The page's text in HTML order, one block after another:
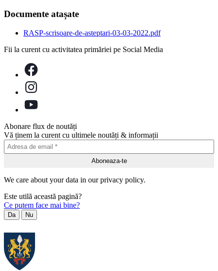
Documente atașate
RASP-scrisoare-de-asteptari-03-03-2022.pdf
Fii la curent cu activitatea primăriei pe Social Media
Abonare flux de noutăți
Vă ținem la curent cu ultimele noutăți & informații
We care about your data in our privacy policy.
Este utilă această pagină?
Ce putem face mai bine?
Da Nu